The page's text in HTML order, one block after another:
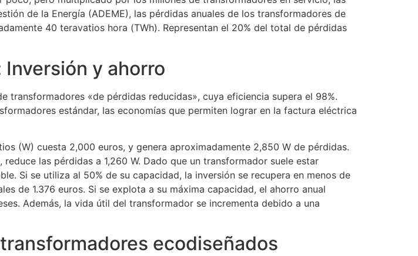
de la Energía (ADEME), las pérdidas anuales de los transformadores de
40 teravatios hora (TWh). Representan el 20% del total de pérdidas
y ahorro
«de pérdidas reducidas», cuya eficiencia supera el 98%.
estándar, las economías que permiten lograr en la factura eléctrica
(W) cuesta 2,000 euros, y genera aproximadamente 2,850 W de pérdidas.
las pérdidas a 1,260 W. Dado que un transformador suele estar
Si se utiliza al 50% de su capacidad, la inversión se recupera en menos de
de 1.376 euros. Si se explota a su máxima capacidad, el ahorro anual
Además, la vida útil del transformador se incrementa debido a una
ecodiseñados